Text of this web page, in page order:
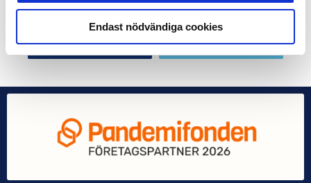
Endast nödvändiga cookies
mellan varandra.
Dela på Facebook Dela på Twitter